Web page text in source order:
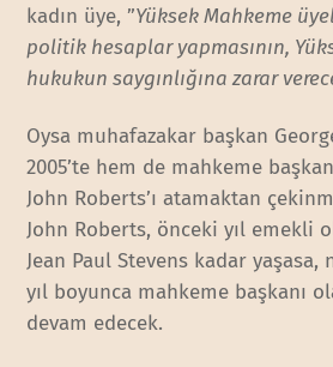
kadın üye, ”Yüksek Mahkeme
politik hesaplar yapmasının,
hukukun saygınlığına zarar
Oysa muhafazakar başkan
2005’te hem de mahkeme
John Roberts’ı atamaktan
John Roberts, önceki yıl emekli
Jean Paul Stevens kadar yaşasa,
yıl boyunca mahkeme başkanı
devam edecek.